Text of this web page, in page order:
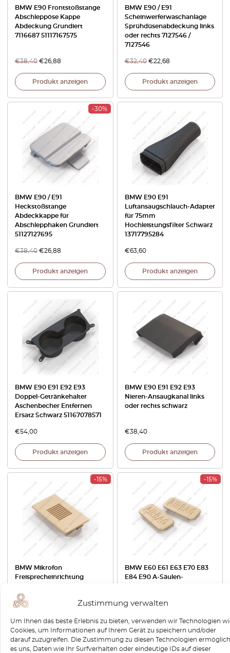
Zustimmung verwalten
Um Ihnen das beste Erlebnis zu bieten, verwenden wir Technologien
Cookies, um Informationen auf Ihrem Gerät zu speichern und/oder
darauf zuzugreifen. Die Zustimmung zu diesen Technologien
es uns, Daten wie Ihr Surfverhalten oder eindeutige IDs auf dieser
BMW E90 Frontstoßstange
Abschleppöse Kappe
Abdeckung Grundiert
7116687 51117167575
€38,40 €26,88
Produkt anzeigen
BMW E90 / E91
Scheinwerferwaschanlage
Sprühdüsenabdeckung links
oder rechts 7127546 /
7127546
€32,40 €22,68
Produkt anzeigen
-30%
BMW E90 / E91
Heckstoßstange
Abdeckkappe für
Abschlepphaken Grundiert
51127127695
€38,40 €26,88
Produkt anzeigen
BMW E90 E91
Luftansaugschlauch-Adapter
für 75mm
Hochleistungsfilter Schwarz
13717795284
€63,60
Produkt anzeigen
BMW E90 E91 E92 E93
Doppel-Getränkehalter
Aschenbecher Entfernen
Ersatz Schwarz 51167078571
€54,00
Produkt anzeigen
BMW E90 E91 E92 E93
Nieren-Ansaugkanal links
oder rechts schwarz
€38,40
Produkt anzeigen
-15%
BMW Mikrofon
Freisprecheinrichtung
Farben 51447146778 /
7063921
€36,00 €30,60
Produkt anzeigen
-15%
BMW E60 E61 E63 E70 E83
E84 E90 A-Säulen-
8226055
€ 25,20 €21,42
Produkt anzeigen